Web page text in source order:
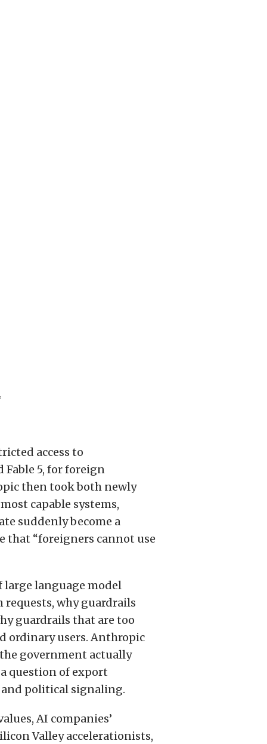
access to
Fable 5, for foreign
then took both newly
capable systems,
suddenly become a
that “foreigners cannot use
large language model
requests, why guardrails
guardrails that are too
ordinary users. Anthropic
government actually
question of export
and political signaling.
AI companies’
Valley accelerationists,